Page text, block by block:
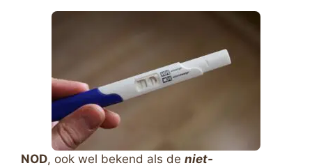
NOD, ook wel bekend als de niet-